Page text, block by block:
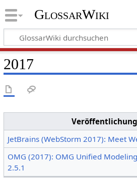
GlossarWiki
2017
JetBrains (WebStorm 2017): Meet
OMG (2017): OMG Unified
2.5.1